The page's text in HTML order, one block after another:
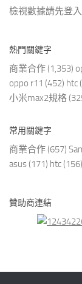
檢視數據請先登
熱門關鍵字
商業合作 (1,353)
oppo r11 (452) htc
小米max2規格
常用關鍵字
商業合作 (657)
asus (171) htc (156)
贊助商連結